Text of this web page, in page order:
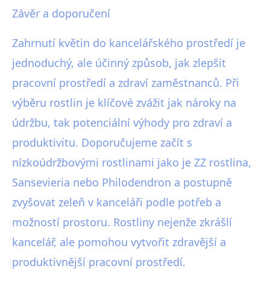
Závěr a doporučení
Zahrnutí květin do kancelářského prostředí je
jednoduchý, ale účinný způsob, jak zlepšit
pracovní prostředí a zdraví zaměstnanců. Při
výběru rostlin je klíčové zvážit jak nároky na
údržbu, tak potenciální výhody pro zdraví a
produktivitu. Doporučujeme začít s
nízkoúdržbovými rostlinami jako je ZZ rostlina,
Sansevieria nebo Philodendron a postupně
zvyšovat zeleň v kanceláři podle potřeb a
možností prostoru. Rostliny nejenže zkrášlí
kancelář, ale pomohou vytvořit zdravější a
produktivnější pracovní prostředí.